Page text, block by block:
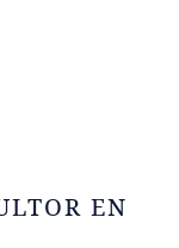
EN